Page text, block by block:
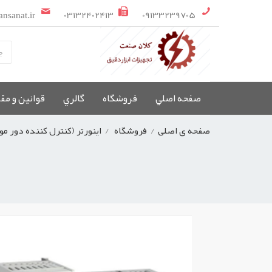
09133239705
03132402413
صفحه اصلي فروشگاه گالري قوانین و
صفحه ی اصلی / فروشگاه / اینورتر (کنترل کننده دور